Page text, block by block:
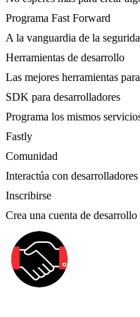
Programa Fast Forward
A la vanguardia de la
Herramientas de desarrollo
Las mejores herramientas
SDK para desarrolladores
Programa los mismos
Fastly
Comunidad
Interactúa con
Inscribirse
Crea una cuenta de desarrollo